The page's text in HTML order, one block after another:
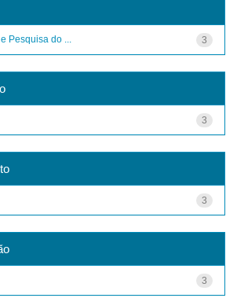
3
Pesquisa do ...
3
3
3